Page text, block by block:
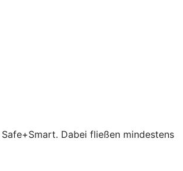
Dabei fließen mindestens